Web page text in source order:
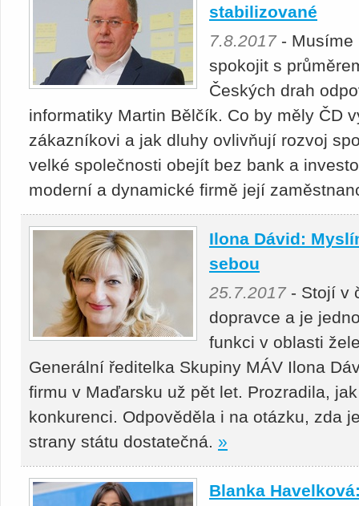
stabilizované
7.8.2017- Musíme
spokojit s
Českých drah
informatiky Martin Bělčík. Co by měly ČD
zákazníkovi a jak dluhy ovlivňují rozvoj
velké společnosti obejít bez bank a
moderní a dynamické firmě její
Ilona Dávid:
sebou
25.7.2017- Stojí v
dopravce a je
funkci v oblasti
Generální ředitelka Skupiny MÁV Ilona
firmu v Maďarsku už pět let. Prozradila,
konkurenci. Odpověděla i na otázku, zda
strany státu dostatečná. »
Blanka